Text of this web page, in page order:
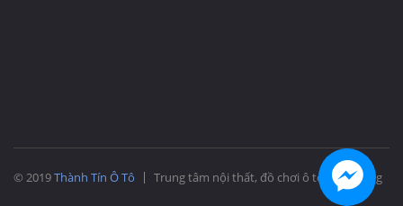
© 2019Thành Tín Ô Tô Trung tâm nội thất, đồ chơi ô tô Nha Trang